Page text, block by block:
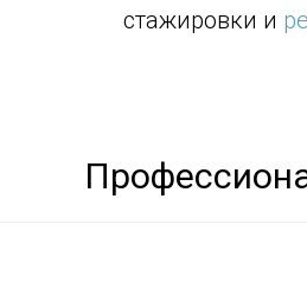
стажировки и